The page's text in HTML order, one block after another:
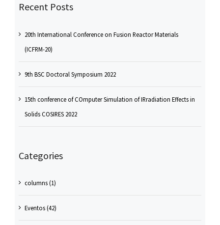
Recent Posts
20th International Conference on Fusion Reactor Materials
(ICFRM-20)
9th BSC Doctoral Symposium 2022
15th conference of COmputer Simulation of IRradiation Effects in
Solids COSIRES 2022
Categories
columns (1)
Eventos (42)